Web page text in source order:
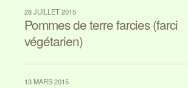
28 JUILLET 2015
Pommes de terre farcies (farci
végétarien)
13 MARS 2015